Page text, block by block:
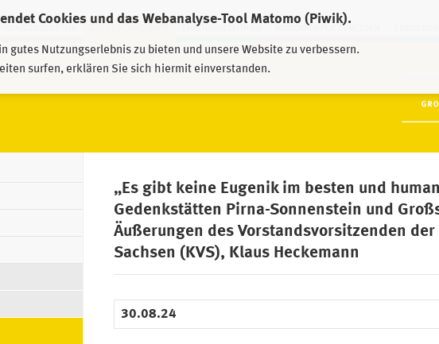
Cookies und das Webanalyse-Tool Matomo (Piwik).
gutes Nutzungserlebnis zu bieten und unsere Website zu verbessern.
surfen, erklären Sie sich hiermit einverstanden.
EHRENHAIN ZEITHAIN MÜNCHNER PLATZ DRESDEN
„Es gibt keine Eugenik im besten und
Gedenkstätten Pirna-Sonnenstein und
Äußerungen des Vorstandsvorsitzenden
Sachsen (KVS), Klaus Heckemann
30.08.24